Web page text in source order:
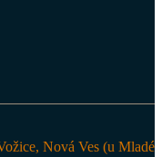
Nová Ves (u Mladé